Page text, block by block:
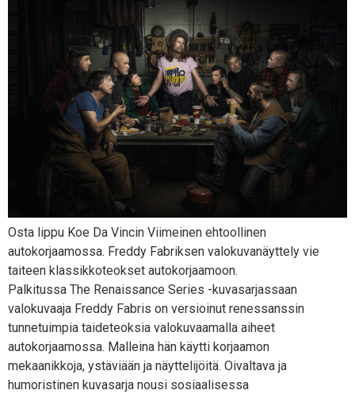
Osta lippu Koe Da Vincin Viimeinen ehtoollinen
autokorjaamossa. Freddy Fabriksen valokuvanäyttely vie
taiteen klassikkoteokset autokorjaamoon.
Palkitussa The Renaissance Series -kuvasarjassaan
valokuvaaja Freddy Fabris on versioinut renessanssin
tunnetuimpia taideteoksia valokuvaamalla aiheet
autokorjaamossa. Malleina hän käytti korjaamon
mekaanikkoja, ystäviään ja näyttelijöitä. Oivaltava ja
humoristinen kuvasarja nousi sosiaalisessa